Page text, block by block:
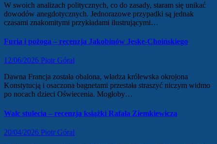
W swoich analizach politycznych, co do zasady, staram się unikać
dowodów anegdotycznych. Jednorazowe przypadki są jednak
czasami znakomitymi przykładami ilustrującymi…
Furia i pożoga – recenzja Jakobinów Jeske-Choińskiego
12/06/2026 Piotr Góral
Dawna Francja została obalona, władza królewska okrojona
Konstytucją i osaczona bagnetami przestała straszyć niczym widmo
po nocach dzieci Oświecenia. Mogłoby…
Walc stulecia – recenzja książki Rafała Ziemkiewicza
20/04/2026 Piotr Góral